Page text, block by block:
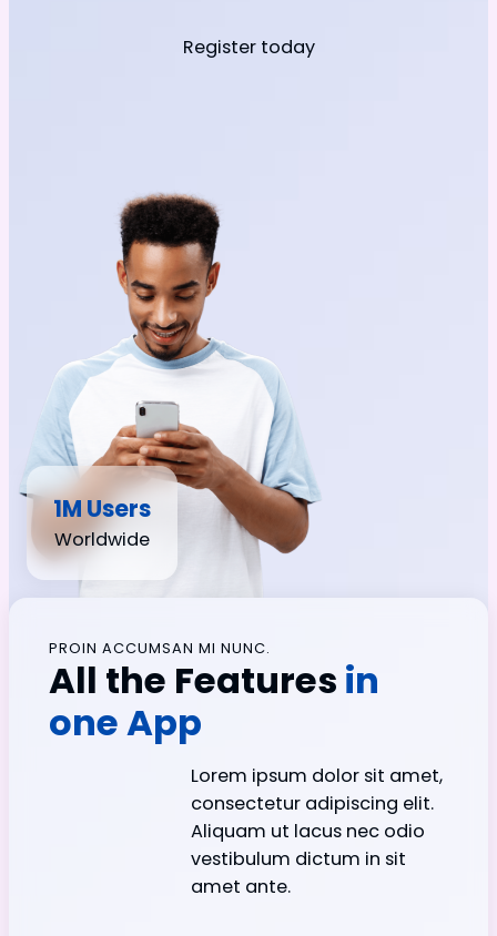
Register today
1M Users
Worldwide
PROIN ACCUMSAN MI NUNC.
All the Features in
one App
Lorem ipsum dolor sit amet,
consectetur adipiscing elit.
Aliquam ut lacus nec odio
vestibulum dictum in sit
amet ante.